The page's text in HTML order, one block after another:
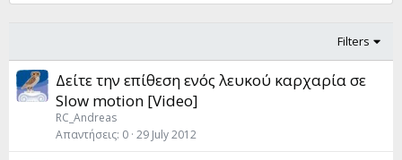
Filters
Δείτε την επίθεση ενός λευκού καρχαρία σε
Slow motion [Video]
RC_Andreas
Απαντήσεις 0 29 July 2012